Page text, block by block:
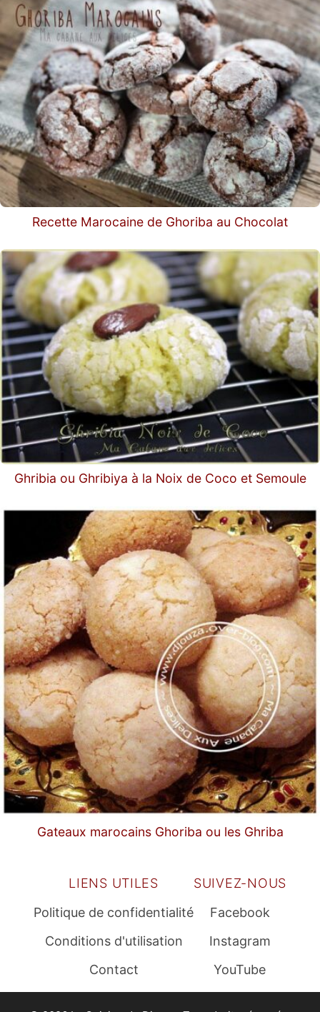
Recette Marocaine de Ghoriba au Chocolat
Ghribia ou Ghribiya à la Noix de Coco et Semoule
Gateaux marocains Ghoriba ou les Ghriba
LIENS UTILES
Politique de confidentialité
Conditions d'utilisation
Contact
SUIVEZ-NOUS
Facebook
Instagram
YouTube